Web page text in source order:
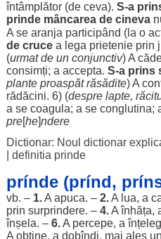
întâmplător(de ceva). S-a
prinde mâncareade cineva
A se aranja participând (la o
de cruce a lega prietenieprin
(urmatde un conjunctiv) A
consimți; a accepta. S-a prins
plante proaspăt răsădite) A
rădăcini. 6) (despre lapte,
a se coagula; a se conglutina;
pre[he]ndere
Dictionar: Noul dictionar
definitia prinde
prínde (prínd,
vb. – 1.A apuca. – 2.A lua, a
prin surprindere. – 4.Aînhăța,
înșela. – 6.A percepe, a
A obține, a dobîndi, mai alesun